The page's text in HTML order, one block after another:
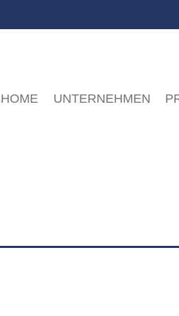
HOME UNTERNEHMEN